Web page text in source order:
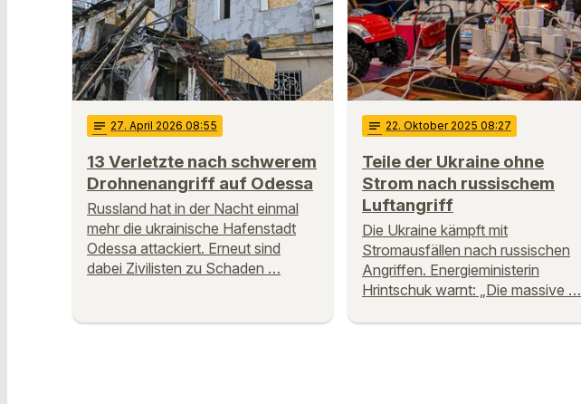
notes 27. April 2026 08:55
13 Verletzte nach schwerem
Drohnenangriff auf Odessa
Russland hat in der Nacht einmal
mehr die ukrainische Hafenstadt
Odessa attackiert. Erneut sind
dabei Zivilisten zu Schaden …
notes 22. Oktober 2025 08:27
Teile der Ukraine ohne
Strom nach russischem
Luftangriff
Die Ukraine kämpft mit
Stromausfällen nach russischen
Angriffen. Energieministerin
Hrintschuk warnt: „Die massive …